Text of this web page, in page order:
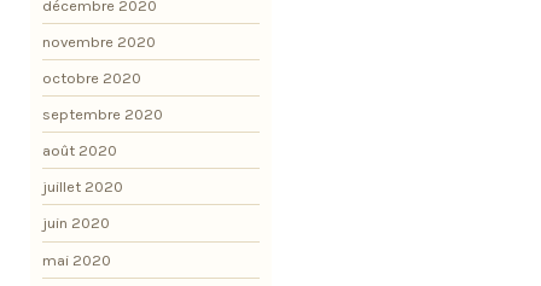
décembre 2020
novembre 2020
octobre 2020
septembre 2020
août 2020
juillet 2020
juin 2020
mai 2020